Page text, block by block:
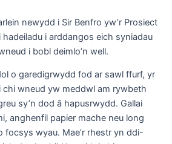
newydd i Sir Benfro yw’r Prosiect
hadeiladu i arddangos eich syniadau
i bobl deimlo’n well.
o garedigrwydd fod ar sawl ffurf, yr
chi wneud yw meddwl am rywbeth
sy’n dod â hapusrwydd. Gallai
anghenfil papier mache neu long
focsys wyau. Mae’r rhestr yn ddi-